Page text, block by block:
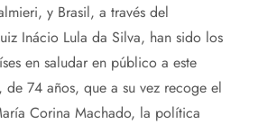
y Brasil, a través del
Inácio Lula da Silva, han sido los
en saludar en público a este
74 años, que a su vez recoge el
Corina Machado, la política